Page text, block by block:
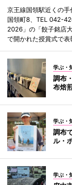
京王線国領駅近くの
国領町8、TEL 042-
2026」の「餃子銘店
で開かれた授賞式で表
学ぶ・
調布
布焙
学ぶ・
調布
ル・
学ぶ・